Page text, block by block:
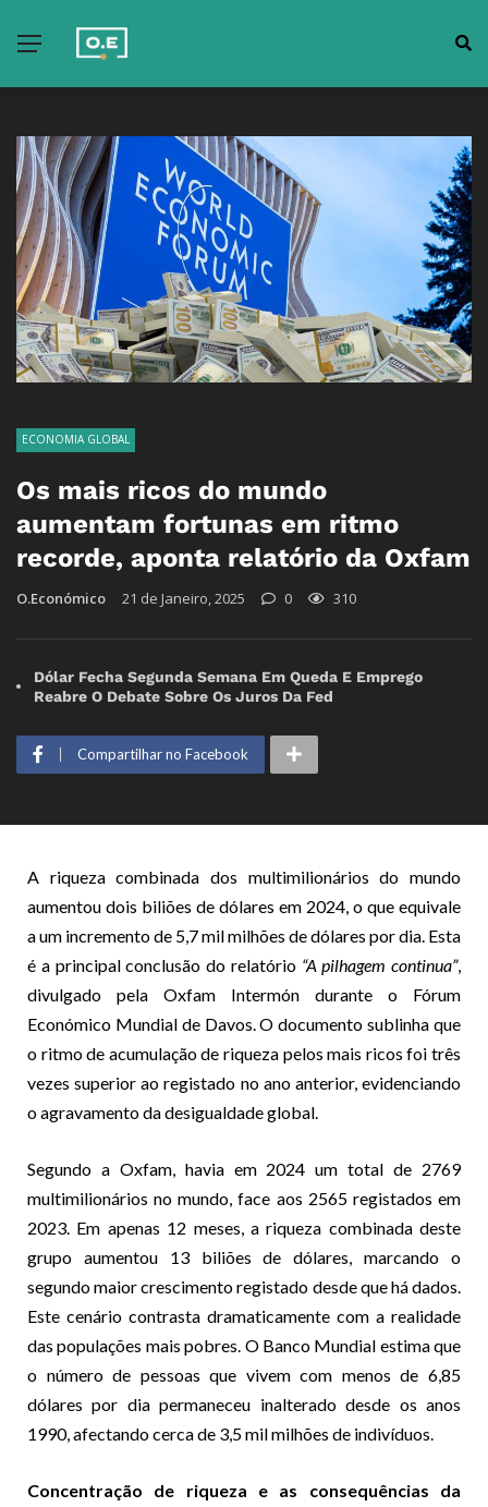
ECONOMIA GLOBAL
Os mais ricos do mundo
aumentam fortunas em ritmo
recorde, aponta relatório da Oxfam
O.Económico 21 de Janeiro, 2025 0 310
Dólar Fecha Segunda Semana Em Queda E Emprego
Reabre O Debate Sobre Os Juros Da Fed
Compartilhar no Facebook
A riqueza combinada dos multimilionários do mundo
aumentou dois biliões de dólares em 2024, o que equivale
a um incremento de 5,7 mil milhões de dólares por dia. Esta
é a principal conclusão do relatório “A pilhagem continua”,
divulgado pela Oxfam Intermón durante o Fórum
Económico Mundial de Davos. O documento sublinha que
o ritmo de acumulação de riqueza pelos mais ricos foi três
vezes superior ao registado no ano anterior, evidenciando
o agravamento da desigualdade global.
Segundo a Oxfam, havia em 2024 um total de 2769
multimilionários no mundo, face aos 2565 registados em
2023. Em apenas 12 meses, a riqueza combinada deste
grupo aumentou 13 biliões de dólares, marcando o
segundo maior crescimento registado desde que há dados.
Este cenário contrasta dramaticamente com a realidade
das populações mais pobres. O Banco Mundial estima que
o número de pessoas que vivem com menos de 6,85
dólares por dia permaneceu inalterado desde os anos
1990, afectando cerca de 3,5 mil milhões de indivíduos.
Concentração de riqueza e as consequências da